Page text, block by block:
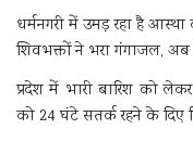
धर्मनगरी में उमड़ रहा है
शिवभक्तों ने भरा गंगाजल, अब
प्रदेश में भारी बारिश को
को 24 घंटे सतर्क रहने के दिए